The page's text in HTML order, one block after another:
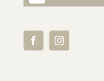
FacebookInstagram